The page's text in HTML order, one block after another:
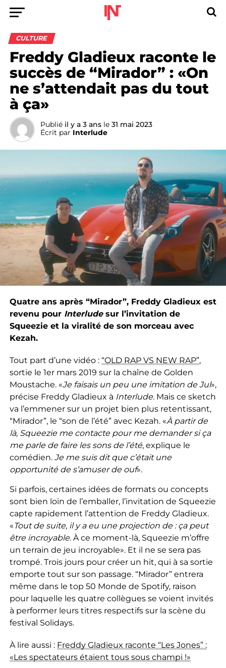
CULTURE
Freddy Gladieux raconte le
succès de “Mirador” : «On
ne s’attendait pas du tout
à ça»
Publié il y a 3 ans le 31 mai 2023
Écrit par Interlude
Quatre ans après “Mirador”, Freddy Gladieux est
revenu pour Interludesur l’invitation de
Squeezie et la viralité de son morceau avec
Kezah.
Tout part d’une vidéo : “OLD RAP VS NEW RAP”,
sortie le 1er mars 2019 sur la chaîne de Golden
Moustache. «Je faisais un peu une imitation de Jul»,
précise Freddy Gladieux à Interlude. Mais ce sketch
va l’emmener sur un projet bien plus retentissant,
“Mirador”, le “son de l’été” avec Kezah. «À partir de
là, Squeezie me contacte pour me demander si ça
me parle de faire les sons de l’été, explique le
comédien. Je me suis dit que c’était une
opportunité de s’amuser de ouf».
Si parfois, certaines idées de formats ou concepts
sont bien loin de l’emballer, l’invitation de Squeezie
capte rapidement l’attention de Freddy Gladieux.
«Tout de suite, il y a eu une projection de : ça peut
être incroyable.À ce moment-là, Squeezie m’offre
un terrain de jeu incroyable». Et il ne se sera pas
trompé. Trois jours pour créer un hit, qui à sa sortie
emporte tout sur son passage. “Mirador” entrera
même dans le top 50 Monde de Spotify, raison
pour laquelle les quatre collègues se voient invités
à performer leurs titres respectifs sur la scène du
festival Solidays.
À lire aussi : Freddy Gladieux raconte “Les Jones” :
«Les spectateurs étaient tous sous champi !»